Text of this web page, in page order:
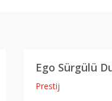
Ego Sürgülü
Prestij